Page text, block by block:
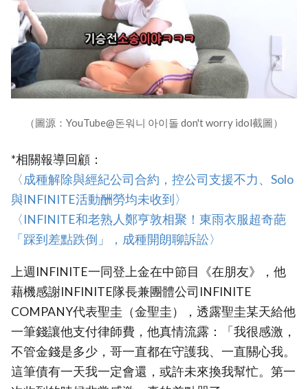
（圖源：YouTube@돈워니 아이돌 don't worry idol截圖）
*相關報導回顧：
〈‎成種解除與經紀公司合約，控公司支援不力、Solo
與INFINITE活動酬勞均未收到〉
‎〈INFINITE和老熟人鄭亨敦相聚！東雨衣服超奇葩
「踩到差點跌倒」，成種開朗聊訴訟〉‎
上週INFINITE一同登上金在中節目《在朋友》，他
藉機感謝INFINITE隊長兼團體公司INFINITE
COMPANY代表聖圭（金聖圭），透露聖圭某天給他
一筆錢讓他支付律師費，他真情流露：「我很感激，
不管金錢是多少，哥一直都在守護我、一直關心我。
這筆債有一天我一定會還，或許未來換我幫忙。第一